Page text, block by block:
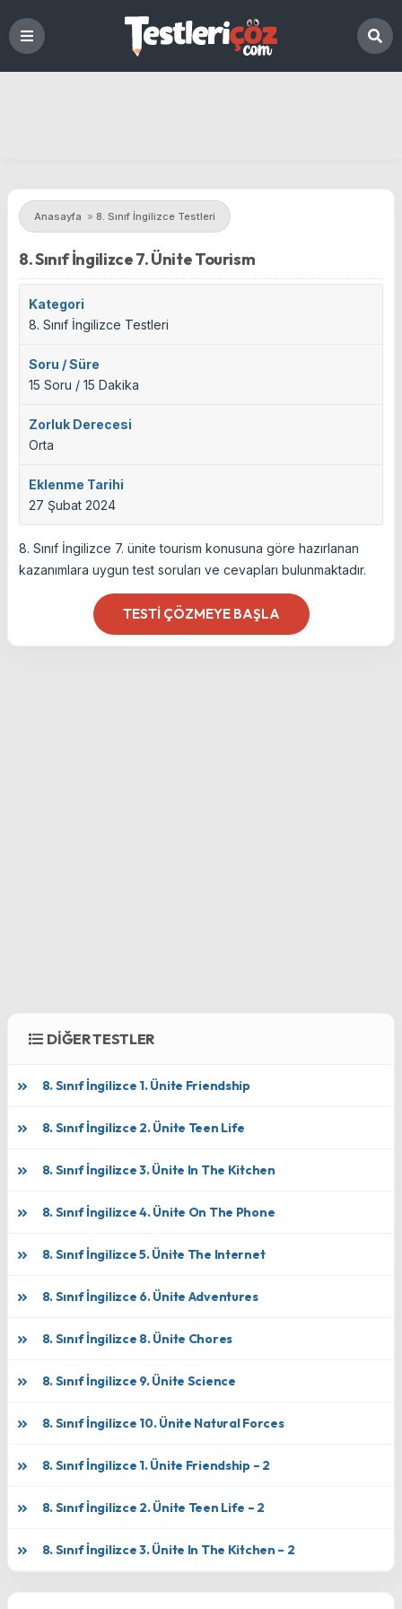
Anasayfa » 8. Sınıf İngilizce Testleri
8. Sınıf İngilizce 7. Ünite Tourism
Kategori
8. Sınıf İngilizce Testleri
Soru / Süre
15 Soru / 15 Dakika
Zorluk Derecesi
Orta
Eklenme Tarihi
27 Şubat 2024
8. Sınıf İngilizce 7. ünite tourism konusuna göre hazırlanan
kazanımlara uygun test soruları ve cevapları bulunmaktadır.
TESTI ÇÖZMEYE BAŞLA
DİĞER TESTLER
8. Sınıf İngilizce 1. Ünite Friendship
8. Sınıf İngilizce 2. Ünite Teen Life
8. Sınıf İngilizce 3. Ünite In The Kitchen
8. Sınıf İngilizce 4. Ünite On The Phone
8. Sınıf İngilizce 5. Ünite The Internet
8. Sınıf İngilizce 6. Ünite Adventures
8. Sınıf İngilizce 8. Ünite Chores
8. Sınıf İngilizce 9. Ünite Science
8. Sınıf İngilizce 10. Ünite Natural Forces
8. Sınıf İngilizce 1. Ünite Friendship – 2
8. Sınıf İngilizce 2. Ünite Teen Life – 2
8. Sınıf İngilizce 3. Ünite In The Kitchen – 2